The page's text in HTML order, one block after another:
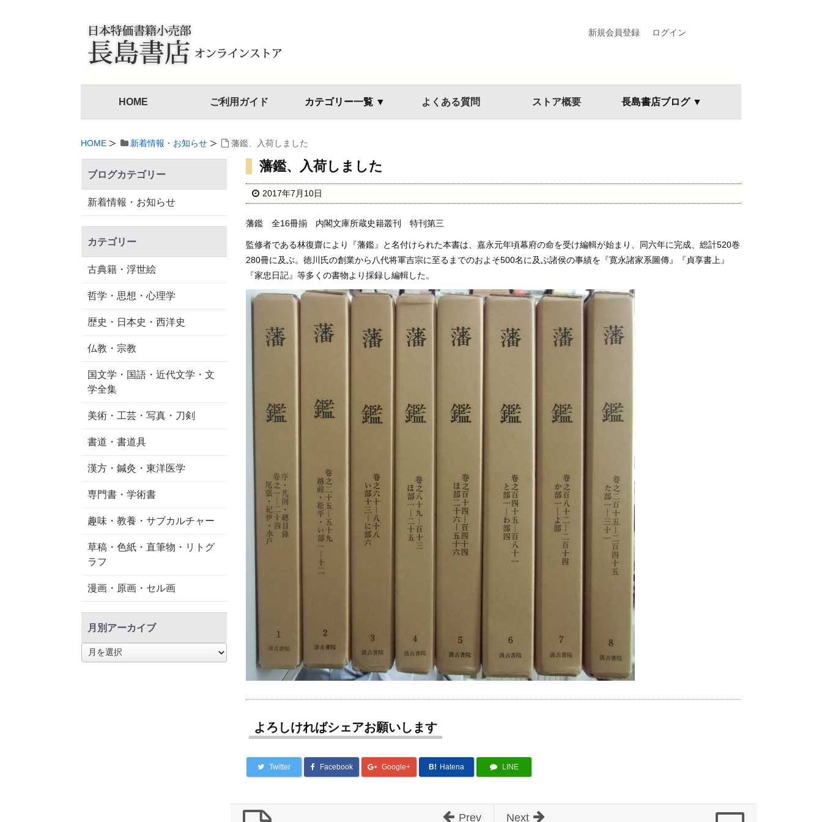
新規会員登録 ログイン
HOME ご利用ガイド カテゴリー一覧 ▼ よくある質問 ストア概要 長島書店ブログ ▼
HOME 新着情報・お知らせ 藩鑑、入荷しました
藩鑑、入荷しました
2017年7月10日
藩鑑 全16冊揃 内閣文庫所蔵史籍叢刊 特刊第三
監修者である林復齋により『藩鑑』と名付けられた本書は、嘉永元年頃幕府の命を受け編輯が始まり、同六年に完成、総計520巻
280冊に及ぶ。徳川氏の創業から八代将軍吉宗に至るまでのおよそ500名に及ぶ諸侯の事績を『寛永諸家系圖傳』『貞享書上』
『家忠日記』等多くの書物より採録し編輯した。
よろしければシェアお願いします
Twitter Facebook Google+ B! Hatena LINE
Next
Prev
ブログカテゴリー
新着情報・お知らせ
カテゴリー
古典籍・浮世絵
哲学・思想・心理学
歴史・日本史・西洋史
仏教・宗教
国文学・国語・近代文学・文
学全集
美術・工芸・写真・刀剣
書道・書道具
漢方・鍼灸・東洋医学
専門書・学術書
趣味・教養・サブカルチャー
草稿・色紙・直筆物・リトグ
ラフ
漫画・原画・セル画
月別アーカイブ
別